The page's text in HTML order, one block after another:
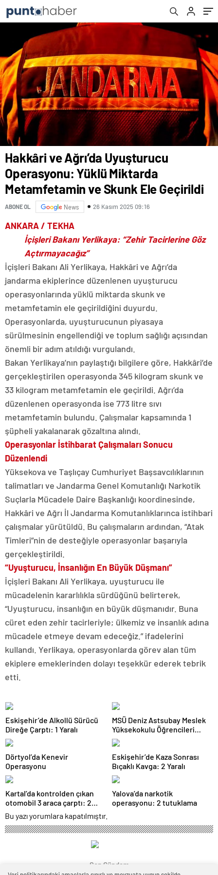
Geçirildi
Hakkâri ve Ağrı’da Uyuşturucu
Operasyonu: Yüklü Miktarda
Metamfetamin ve Skunk Ele Geçirildi
ABONE OL News 26 Kasım 2025 09:16
ANKARA / TEKHA
İçişleri Bakanı Yerlikaya: “Zehir Tacirlerine Göz
Açtırmayacağız”
İçişleri Bakanı Ali Yerlikaya, Hakkâri ve Ağrı’da
jandarma ekiplerince düzenlenen uyuşturucu
operasyonlarında yüklü miktarda skunk ve
metamfetamin ele geçirildiğini duyurdu.
Operasyonlarda, uyuşturucunun piyasaya
sürülmesinin engellendiği ve toplum sağlığı açısından
önemli bir adım atıldığı vurgulandı.
Bakan Yerlikaya’nın paylaştığı bilgilere göre, Hakkâri’de
gerçekleştirilen operasyonda 345 kilogram skunk ve
33 kilogram metamfetamin ele geçirildi. Ağrı’da
düzenlenen operasyonda ise 773 litre sıvı
metamfetamin bulundu. Çalışmalar kapsamında 1
şüpheli yakalanarak gözaltına alındı.
Operasyonlar İstihbarat Çalışmaları Sonucu
Düzenlendi
Yüksekova ve Taşlıçay Cumhuriyet Başsavcılıklarının
talimatları ve Jandarma Genel Komutanlığı Narkotik
Suçlarla Mücadele Daire Başkanlığı koordinesinde,
Hakkâri ve Ağrı İl Jandarma Komutanlıklarınca istihbari
çalışmalar yürütüldü. Bu çalışmaların ardından, “Atak
Timleri”nin de desteğiyle operasyonlar başarıyla
gerçekleştirildi.
“Uyuşturucu, İnsanlığın En Büyük Düşmanı”
İçişleri Bakanı Ali Yerlikaya, uyuşturucu ile
mücadelenin kararlılıkla sürdüğünü belirterek,
“Uyuşturucu, insanlığın en büyük düşmanıdır. Buna
cüret eden zehir tacirleriyle; ülkemiz ve insanlık adına
mücadele etmeye devam edeceğiz.” ifadelerini
kullandı. Yerlikaya, operasyonlarda görev alan tüm
ekiplere emeklerinden dolayı teşekkür ederek tebrik
etti.
Eskişehir’de Alkollü Sürücü
Direğe Çarptı: 1 Yaralı
MSÜ Deniz Astsubay Meslek
Yüksekokulu Öğrencileri
Geleceğe Hazırlanıyor
Dörtyol’da Kenevir
Operasyonu
Eskişehir’de Kaza Sonrası
Bıçaklı Kavga: 2 Yaralı
Kartal’da kontrolden çıkan
otomobil 3 araca çarptı: 2
yaralı
Yalova’da narkotik
operasyonu: 2 tutuklama
Bu yazı yorumlara kapatılmıştır.
Son Gündem